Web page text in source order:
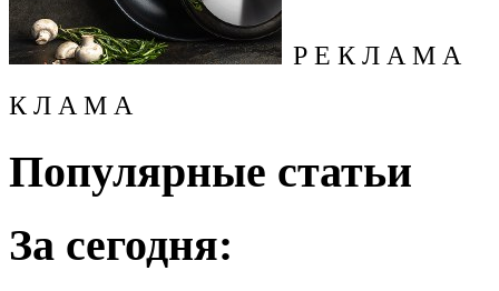
Р Е К Л А М А
К Л А М А
Популярные статьи
За сегодня: